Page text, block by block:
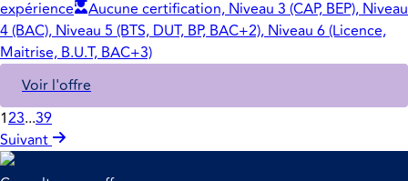
expérience
Aucune certification, Niveau 3 (CAP, BEP), Niveau
4 (BAC), Niveau 5 (BTS, DUT, BP, BAC+2), Niveau 6 (Licence,
Maitrise, B.U.T, BAC+3)
Voir l'offre
123...39
Suivant